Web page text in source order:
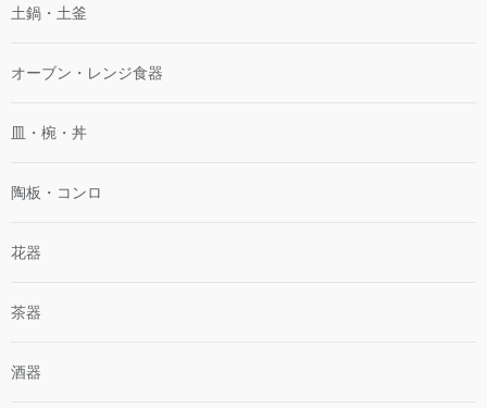
土鍋・土釜
オーブン・レンジ食器
皿・椀・丼
陶板・コンロ
花器
茶器
酒器